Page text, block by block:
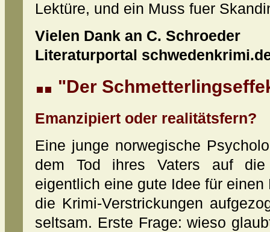
Lektüre, und ein Muss fuer
Vielen Dank an C. Schroeder
Literaturportal
"Der
Emanzipiert oder realitätsfern?
Eine junge norwegische
dem Tod ihres Vaters auf
eigentlich eine gute Idee für
die Krimi-Verstrickungen
seltsam. Erste Frage: wieso